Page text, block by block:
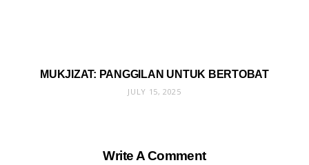
MUKJIZAT: PANGGILAN UNTUK BERTOBAT
JULY 15, 2025
Write A Comment